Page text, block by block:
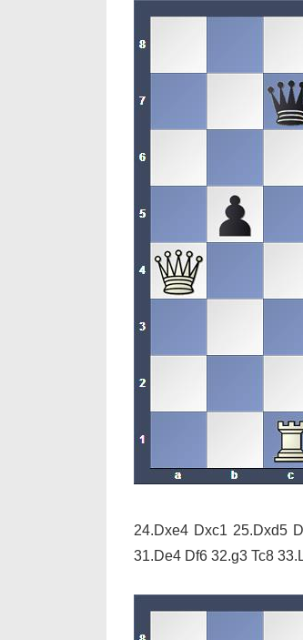
24.Dxe4 Dxc1 25.Dxd5
31.De4 Df6 32.g3 Tc8